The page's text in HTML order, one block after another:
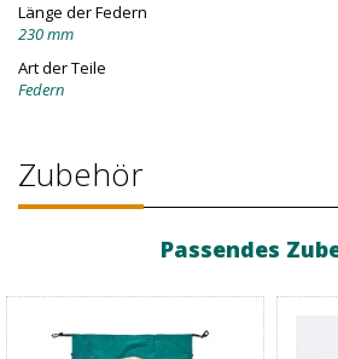
Länge der Federn
230 mm
Art der Teile
Federn
Zubehör
Passendes